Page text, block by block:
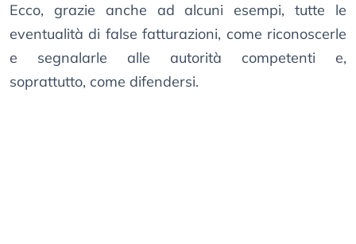
Ecco, grazie anche ad alcuni esempi, tutte le
eventualità di false fatturazioni, come riconoscerle
e segnalarle alle autorità competenti e,
soprattutto, come difendersi.